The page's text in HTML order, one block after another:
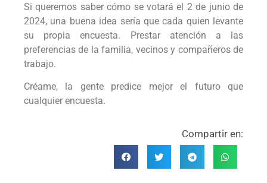
Si queremos saber cómo se votará el 2 de junio de
2024, una buena idea sería que cada quien levante
su propia encuesta. Prestar atención a las
preferencias de la familia, vecinos y compañeros de
trabajo.
Créame, la gente predice mejor el futuro que
cualquier encuesta.
Compartir en: